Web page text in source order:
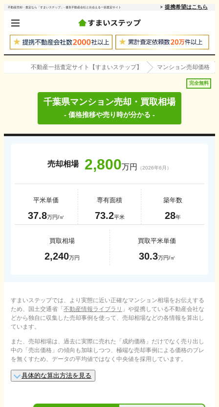
不動産売却・査定なら「すまいステップ」- 優良不動産会社と出会える一括査定サイト 提携希望はこちら
不動産一括査定サイト【すまいステップ】 マンション売却価格
完全無料
千葉県マンション売却・買取相場
- 価格推移や売り時が分かる -
売却相場 2,800万円 （2026年6月 ）
平米単価
37.8万円/㎡
専有面積
73.2平米
築年数
28年
買取相場
2,240万円
買取平米単価
30.3万円/㎡
すまいステップでは、より実態に近い正確なマンション相場をお伝えする
ため、国土交通省「不動産情報ライブラリ 」や提携している不動産会社な
どから独自に収集した売却事例を使って、売却相場などの各情報を算出し
ています。
また、売却相場は、過去に実際に売れた「成約価格」だけでなく売り出し
中の「売出価格」の傾向も加味しつつ、極端な売却事例による価格のブレ
を無くすため、データの平均値ではなく中央値を採用しています。
具体的な算出方法を見る